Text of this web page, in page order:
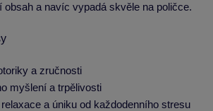
obsah a navíc vypadá skvěle na poličce.
a zručnosti
myšlení a trpělivosti
a úniku od každodenního stresu